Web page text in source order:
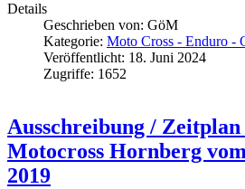
Details
Geschrieben von: GöM
Kategorie: Moto Cross - Enduro -
Veröffentlicht: 18. Juni 2024
Zugriffe: 1652
Ausschreibung / Zeitplan
Motocross Hornberg
2019